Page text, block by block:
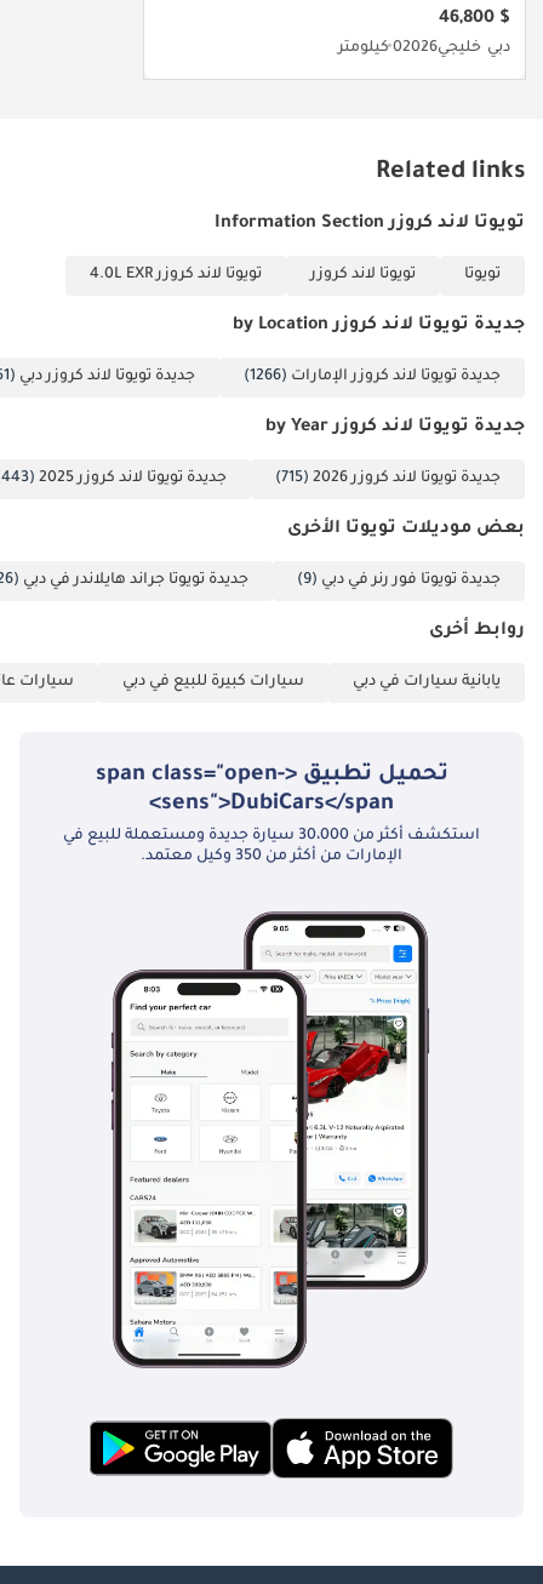
"الأسعار قابلة للتغيير
حسب التوافر وظروف
$ 46,800
دبي خليجي20260 كيلومتر
Related links
تويوتا لاند كروزر Information Section
تويوتا تويوتا لاند كروزر تويوتا لاند كروزر 4.0L EXR
جديدة تويوتا لاند كروزر by Location
جديدة تويوتا لاند كروزر الإمارات (1266) جديدة تويوتا لاند كروزر دبي (1251)
جديدة تويوتا لاند كروزر by Year
جديدة تويوتا لاند كروزر 2026 (715) جديدة تويوتا لاند كروزر 2025 (443)
بعض موديلات تويوتا الأخرى
جديدة تويوتا فور رنر في دبي (9) جديدة تويوتا جراند هايلاندر في دبي (26)
روابط أخرى
يابانية سيارات في دبي سيارات كبيرة للبيع في دبي سيارات
تحميل تطبيق <span class="open-
sens">DubiCars</span>
استكشف أكثر من 30،000 سيارة جديدة ومستعملة للبيع في
الإمارات من أكثر من 350 وكيل معتمد.